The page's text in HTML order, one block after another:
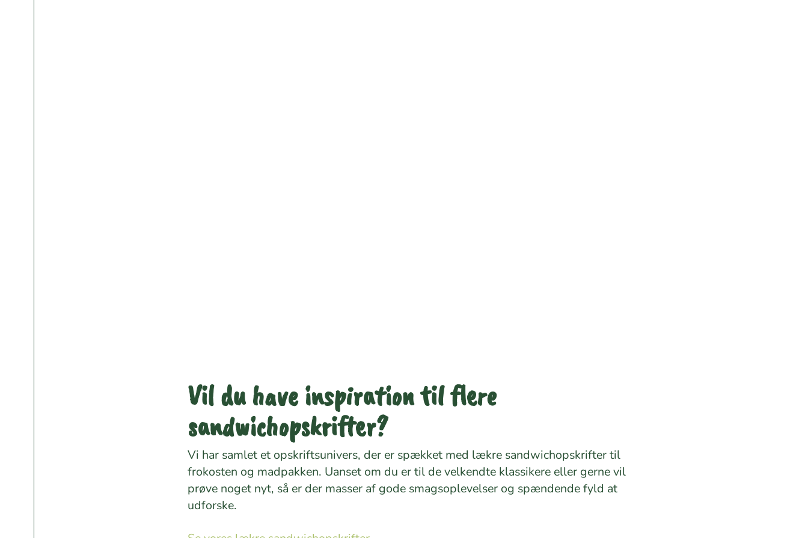
Vil du have inspiration til flere
sandwichopskrifter?
Vi har samlet et opskriftsunivers, der er spækket med lækre sandwichopskrifter til
frokosten og madpakken. Uanset om du er til de velkendte klassikere eller gerne vil
prøve noget nyt, så er der masser af gode smagsoplevelser og spændende fyld at
udforske.